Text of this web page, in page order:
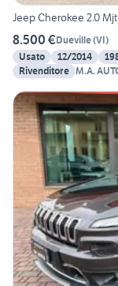
Jeep Cherokee 2.0
8.500 €Dueville(VI)
Usato
12/2014
Rivenditore M.A.